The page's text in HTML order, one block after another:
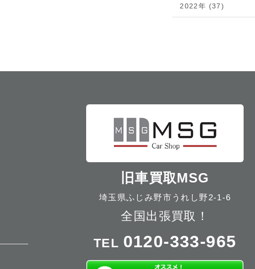
2022年 (37)
旧車買取MSG
埼玉県ふじみ野市うれし野2-1-6
全国出張買取！
TEL 0120-333-965